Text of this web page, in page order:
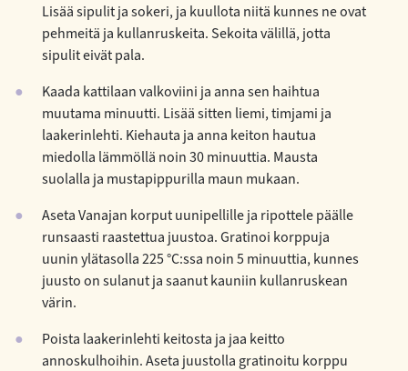
Lisää sipulit ja sokeri, ja kuullota niitä kunnes ne ovat
pehmeitä ja kullanruskeita. Sekoita välillä, jotta
sipulit eivät pala.
Kaada kattilaan valkoviini ja anna sen haihtua
muutama minuutti. Lisää sitten liemi, timjami ja
laakerinlehti. Kiehauta ja anna keiton hautua
miedolla lämmöllä noin 30 minuuttia. Mausta
suolalla ja mustapippurilla maun mukaan.
Aseta Vanajan korput uunipellille ja ripottele päälle
runsaasti raastettua juustoa. Gratinoi korppuja
uunin ylätasolla 225 °C:ssa noin 5 minuuttia, kunnes
juusto on sulanut ja saanut kauniin kullanruskean
värin.
Poista laakerinlehti keitosta ja jaa keitto
annoskulhoihin. Aseta juustolla gratinoitu korppu